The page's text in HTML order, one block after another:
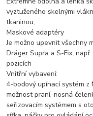
vyztuženého skelnými
tkaninou,
Maskové adaptéry
Je možno upevnit všechny
Dräger Supra a S-Fix,
pozicích
Vnitřní vybavení:
4-bodový upínací systém z
možnost praní, nosná
seřizovacím systémem s